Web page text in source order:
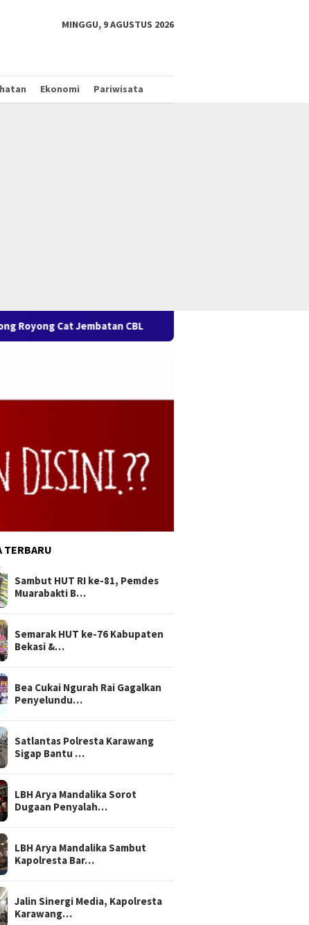
MINGGU, 9 AGUSTUS 2026
Ekonomi Pariwisata
Jembatan CBL Semarak HUT ke-76 Kabupaten Bekasi
TERBARU
Sambut HUT RI ke-81, Pemdes
Muarabakti B…
Semarak HUT ke-76 Kabupaten
Bekasi &…
Bea Cukai Ngurah Rai Gagalkan
Penyelundu…
Satlantas Polresta Karawang
Sigap Bantu …
LBH Arya Mandalika Sorot
Dugaan Penyalah…
LBH Arya Mandalika Sambut
Kapolresta Bar…
Jalin Sinergi Media, Kapolresta
Karawang…